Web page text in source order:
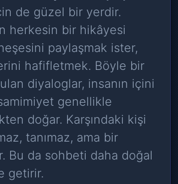
de güzel bir yerdir.
herkesin bir hikâyesi
paylaşmak ister,
hafifletmek. Böyle bir
diyaloglar, insanın içini
samimiyet genellikle
doğar. Karşındaki kişi
tanımaz, ama bir
Bu da sohbeti daha doğal
getirir.